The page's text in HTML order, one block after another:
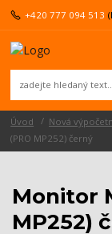
+420 777 094 513
Úvod Nová
(PRO MP252) černý
Monitor
MP252)